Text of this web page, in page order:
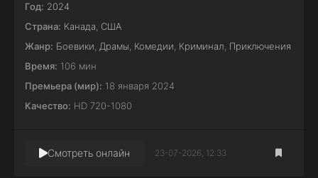
Год: 2024
Страна: Канада США
Жанр: Боевики Драмы Комедии Криминал Приключения
Время: 106 мин
Премьера (мир): 18 января 2024
Качество: HD 720-1080
Смотреть онлайн 23-07-2026, 12:33